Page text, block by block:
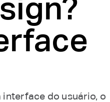
interface do usuário, o